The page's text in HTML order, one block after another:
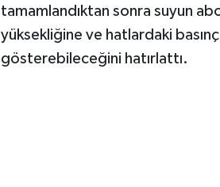
tamamlandıktan sonra suyun
yüksekliğine ve hatlardaki
gösterebileceğini hatırlattı.